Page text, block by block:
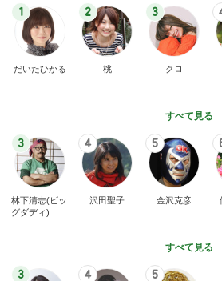
1
だいたひかる
2
桃
3
クロ
すべて見る
3
林下清志(ビッ
グダディ)
4
沢田聖子
5
金沢克彦
すべて見る
3 4 5